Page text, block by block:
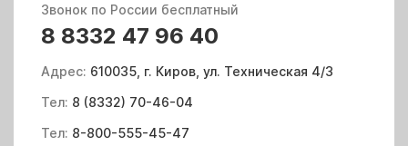
Звонок по России бесплатный
8 8332 47 96 40
Адрес: 610035, г. Киров, ул. Техническая 4/3
Тел: 8 (8332) 70-46-04
Тел: 8-800-555-45-47